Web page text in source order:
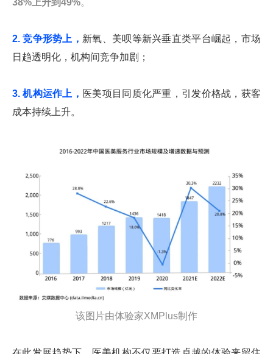
2. 竞争形势上， 新氧、美呗等新兴垂直类平台崛起，市场
日趋透明化，机构间竞争加剧；
3. 机构运作上， 医美项目同质化严重，引发价格战，获客
成本持续上升。
该图片由体验家XMPlus制作